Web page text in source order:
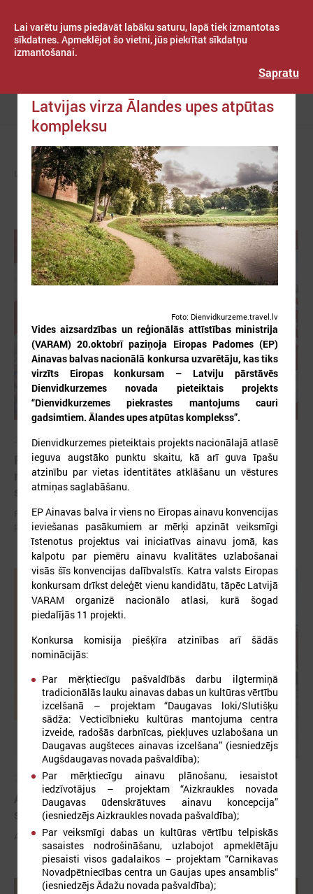
Lai varētu jums piedāvāt labāku saturu, lapā tiek izmantotas
sīkdatnes. Apmeklējot šo vietni, jūs piekrītat sīkdatņu
izmantošanai.
Sapratu
Izvēlne
ZIŅAS PAŠVALDĪBĀS
2026. gada 12. jūnijs
Publicēta konferences “Tautas sapulcei – 36”
rezolūcija par vietējās pārstāvniecības
stiprināšanu Latvijā
Publicēta konferences “Tautas sapulcei – 36” rezolūcija par vietējās
pārstāvniecības stiprināšanu Latvijā
2026. gada 03. jūnijs
Aicina pašvaldības pieteikties mācībām "Drošība
sākas ar Tevi!"
Aicina pašvaldības pieteikties mācībām "Drošība sākas ar Tevi!"
Latvijas virza Ālandes upes atpūtas
kompleksu
Foto: Dienvidkurzeme.travel.lv
Vides aizsardzības un reģionālās attīstības ministrija
(VARAM) 20.oktobrī paziņoja Eiropas Padomes (EP)
Ainavas balvas nacionālā konkursa uzvarētāju, kas tiks
virzīts Eiropas konkursam – Latviju pārstāvēs
Dienvidkurzemes novada pieteiktais projekts
“Dienvidkurzemes piekrastes mantojums cauri
gadsimtiem. Ālandes upes atpūtas komplekss”.
Dienvidkurzemes pieteiktais projekts nacionālajā atlasē
ieguva augstāko punktu skaitu, kā arī guva īpašu
atzinību par vietas identitātes atklāšanu un vēstures
atmiņas saglabāšanu.
EP Ainavas balva ir viens no Eiropas ainavu konvencijas
ieviešanas pasākumiem ar mērķi apzināt veiksmīgi
īstenotus projektus vai iniciatīvas ainavu jomā, kas
kalpotu par piemēru ainavu kvalitātes uzlabošanai
visās šīs konvencijas dalībvalstīs. Katra valsts Eiropas
konkursam drīkst deleģēt vienu kandidātu, tāpēc Latvijā
VARAM organizē nacionālo atlasi, kurā šogad
piedalījās 11 projekti.
Konkursa komisija piešķīra atzinības arī šādās
nominācijās:
Par mērķtiecīgu pašvaldībās darbu ilgtermiņā
tradicionālās lauku ainavas dabas un kultūras vērtību
izcelšanā – projektam “Daugavas loki/Slutišķu
sādža: Vecticībnieku kultūras mantojuma centra
izveide, radošās darbnīcas, piekļuves uzlabošana un
Daugavas augšteces ainavas izcelšana” (iesniedzējs
Augšdaugavas novada pašvaldība);
Par mērķtiecīgu ainavu plānošanu, iesaistot
iedzīvotājus – projektam “Aizkraukles novada
Daugavas ūdenskrātuves ainavu koncepcija”
(iesniedzējs Aizkraukles novada pašvaldība);
Par veiksmīgi dabas un kultūras vērtību telpiskās
sasaistes nodrošināšanu, uzlabojot apmeklētāju
piesaisti visos gadalaikos – projektam “Carnikavas
Novadpētniecības centra un Gaujas upes ansamblis“
(iesniedzējs Ādažu novada pašvaldība);